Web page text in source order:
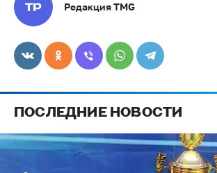
Редакция TMG
ПОСЛЕДНИЕ НОВОСТИ